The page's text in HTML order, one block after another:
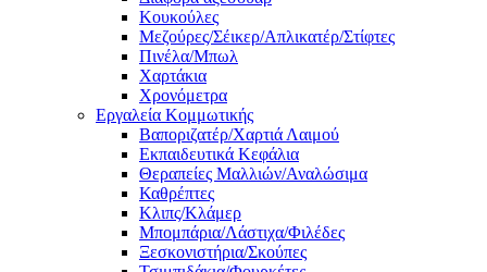
Κουκούλες
Μεζούρες/Σέικερ/Απλικατέρ/Στίφτες
Πινέλα/Μπωλ
Χαρτάκια
Χρονόμετρα
Εργαλεία Κομμωτικής
Βαποριζατέρ/Χαρτιά Λαιμού
Εκπαιδευτικά Κεφάλια
Θεραπείες Μαλλιών/Αναλώσιμα
Καθρέπτες
Κλιπς/Κλάμερ
Μπομπάρια/Λάστιχα/Φιλέδες
Ξεσκονιστήρια/Σκούπες